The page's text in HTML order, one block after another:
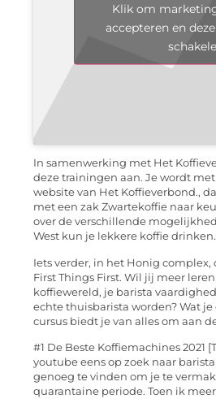
Klik om
accepteren en
In samenwerking met Het
deze trainingen aan. Je wordt
website van Het Koffieverbond.,
met een zak Zwartekoffie naar
over de verschillende
West kun je lekkere koffie drinken.
Iets verder, in het Honig
First Things First. Wil jij meer
koffiewereld, je barista
echte thuisbarista worden? Wat je
cursus biedt je van alles om aan
#1 De Beste Koffiemachines 2021
youtube eens op zoek naar
genoeg te vinden om je te
quarantaine periode. Toen ik